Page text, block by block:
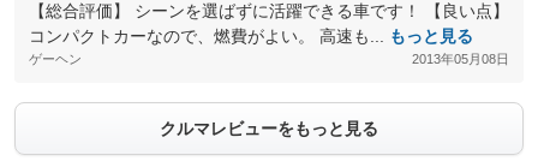
【総合評価】 シーンを選ばずに活躍できる車です！ 【良い点】
コンパクトカーなので、燃費がよい。 高速も...
もっと見る
ゲーヘン 2013年05月08日
クルマレビューをもっと見る